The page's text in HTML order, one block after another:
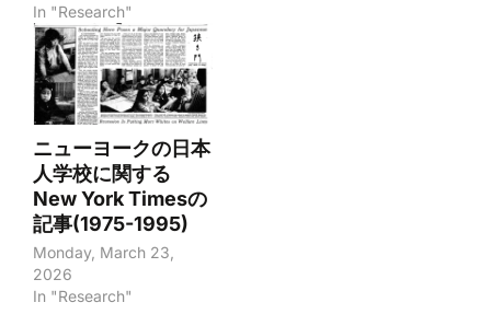
In "Research"
ニューヨークの日本
人学校に関する
New York Timesの
記事(1975-1995)
Monday, March 23,
2026
In "Research"